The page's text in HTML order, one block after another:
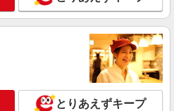
とりあえずキープ